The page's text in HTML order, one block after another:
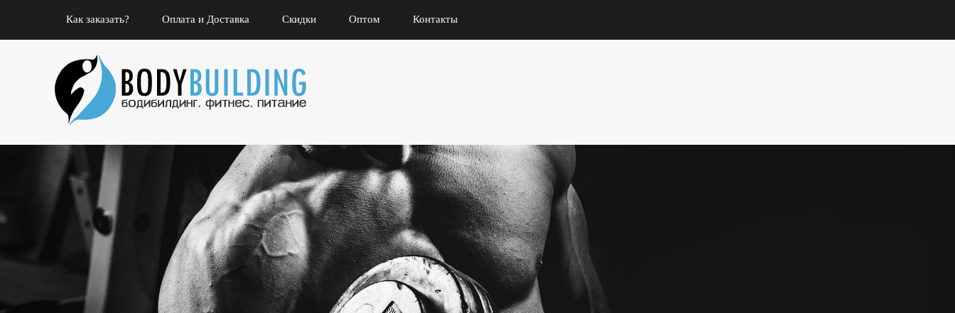
Как заказать? Оплата и Доставка Скидки Оптом Контакты